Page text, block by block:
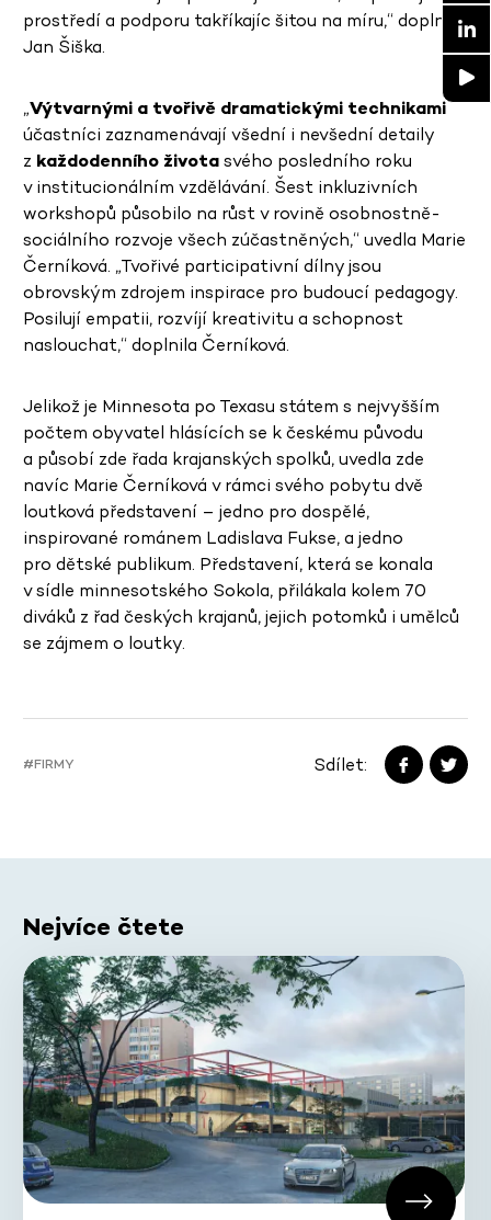
prostředí a podporu takříkajíc šitou na míru,“ doplnil
Jan Šiška.
„Výtvarnými a tvořivě dramatickými technikami
účastníci zaznamenávají všední i nevšední detaily
z každodenního životasvého posledního roku
v institucionálním vzdělávání. Šest inkluzivních
workshopů působilo na růst v rovině osobnostně-
sociálního rozvoje všech zúčastněných,“ uvedla Marie
Černíková. „Tvořivé participativní dílny jsou
obrovským zdrojem inspirace pro budoucí pedagogy.
Posilují empatii, rozvíjí kreativitu a schopnost
naslouchat,“ doplnila Černíková.
Jelikož je Minnesota po Texasu státem s nejvyšším
počtem obyvatel hlásících se k českému původu
a působí zde řada krajanských spolků, uvedla zde
navíc Marie Černíková v rámci svého pobytu dvě
loutková představení – jedno pro dospělé,
inspirované románem Ladislava Fukse, a jedno
pro dětské publikum. Představení, která se konala
v sídle minnesotského Sokola, přilákala kolem 70
diváků z řad českých krajanů, jejich potomků i umělců
se zájmem o loutky.
#FIRMY Sdílet:
Nejvíce čtete